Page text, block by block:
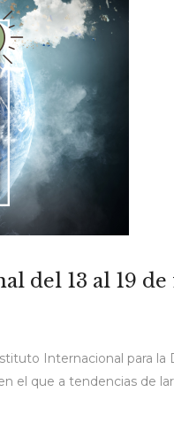
del 13 al 19
Internacional para
el que a tendencias de